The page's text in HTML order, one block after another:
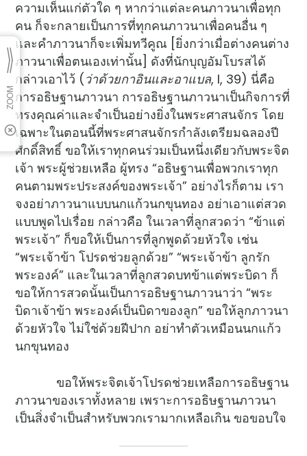
ความเห็นแก่ตัวใด ๆ หากว่าแต่ละคนภาวนาเพื่อทุก
คน ก็จะกลายเป็นการที่ทุกคนภาวนาเพื่อคนอื่น ๆ
และคำภาวนาก็จะเพิ่มทวีคูณ [ยิ่งกว่าเมื่อต่างคนต่าง
ภาวนาเพื่อตนเองเท่านั้น] ดังที่นักบุญอัมโบรสได้
กล่าวเอาไว้ (ว่าด้วยกาอินและอาแบล, I, 39) นี่คือ
การอธิษฐานภาวนา การอธิษฐานภาวนาเป็นกิจการที่
ทรงคุณค่าและจำเป็นอย่างยิ่งในพระศาสนจักร โดย
เฉพาะในตอนนี้ที่พระศาสนจักรกำลังเตรียมฉลองปี
ศักดิ์สิทธิ์ ขอให้เราทุกคนร่วมเป็นหนึ่งเดียวกับพระจิต
เจ้า พระผู้ช่วยเหลือ ผู้ทรง “อธิษฐานเพื่อพวกเราทุก
คนตามพระประสงค์ของพระเจ้า” อย่างไรก็ตาม เรา
จงอย่าภาวนาแบบนกแก้วนกขุนทอง อย่าเอาแต่สวด
แบบพูดไปเรื่อย กล่าวคือ ในเวลาที่ลูกสวดว่า “ข้าแต่
พระเจ้า” ก็ขอให้เป็นการที่ลูกพูดด้วยหัวใจ เช่น
“พระเจ้าข้า โปรดช่วยลูกด้วย” “พระเจ้าข้า ลูกรัก
พระองค์” และในเวลาที่ลูกสวดบทข้าแต่พระบิดา ก็
ขอให้การสวดนั้นเป็นการอธิษฐานภาวนาว่า “พระ
บิดาเจ้าข้า พระองค์เป็นบิดาของลูก” ขอให้ลูกภาวนา
ด้วยหัวใจ ไม่ใช่ด้วยฝีปาก อย่าทำตัวเหมือนนกแก้ว
นกขุนทอง
ขอให้พระจิตเจ้าโปรดช่วยเหลือการอธิษฐาน
ภาวนาของเราทั้งหลาย เพราะการอธิษฐานภาวนา
เป็นสิ่งจำเป็นสำหรับพวกเรามากเหลือเกิน ขอขอบใจ